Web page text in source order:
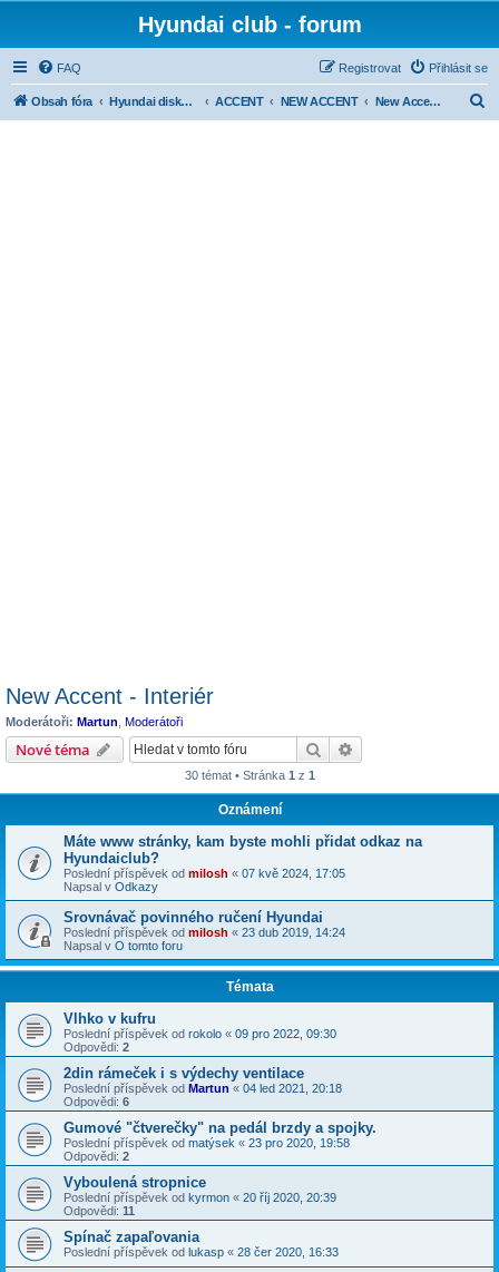
Hyundai club - forum
FAQ Přihlásit se
Registrovat
Obsah fóra Hyundai diskuse dle modelů ACCENT NEW ACCENT New Accent - Interiér
New Accent - Interiér
Moderátoři: Martun Moderátoři
Nové téma Hledat
30 témat • Stránka 1 z 1
Oznámení
Máte www stránky, kam byste mohli přidat odkaz na
Hyundaiclub?
Poslední příspěvek od milosh « 07 kvě 2024, 17:05
Napsal v Odkazy
Srovnávač povinného ručení Hyundai
Poslední příspěvek od milosh « 23 dub 2019, 14:24
Napsal v O tomto foru
Témata
Vlhko v kufru
Poslední příspěvek od rokolo « 09 pro 2022, 09:30
Odpovědi: 2
2din rámeček i s výdechy ventilace
Poslední příspěvek od Martun « 04 led 2021, 20:18
Odpovědi: 6
Gumové "čtverečky" na pedál brzdy a spojky.
Poslední příspěvek od matýsek « 23 pro 2020, 19:58
Odpovědi: 2
Vyboulená stropnice
Poslední příspěvek od kyrmon « 20 říj 2020, 20:39
Odpovědi: 11
Spínač zapaľovania
Poslední příspěvek od lukasp « 28 čer 2020, 16:33